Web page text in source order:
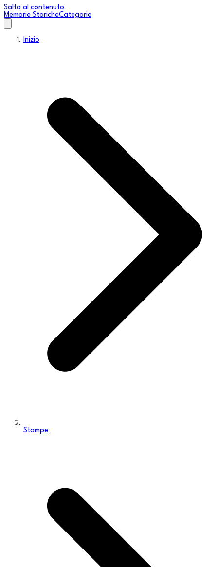
Salta al contenuto
Memorie StoricheCategorie
Inizio
Stampe